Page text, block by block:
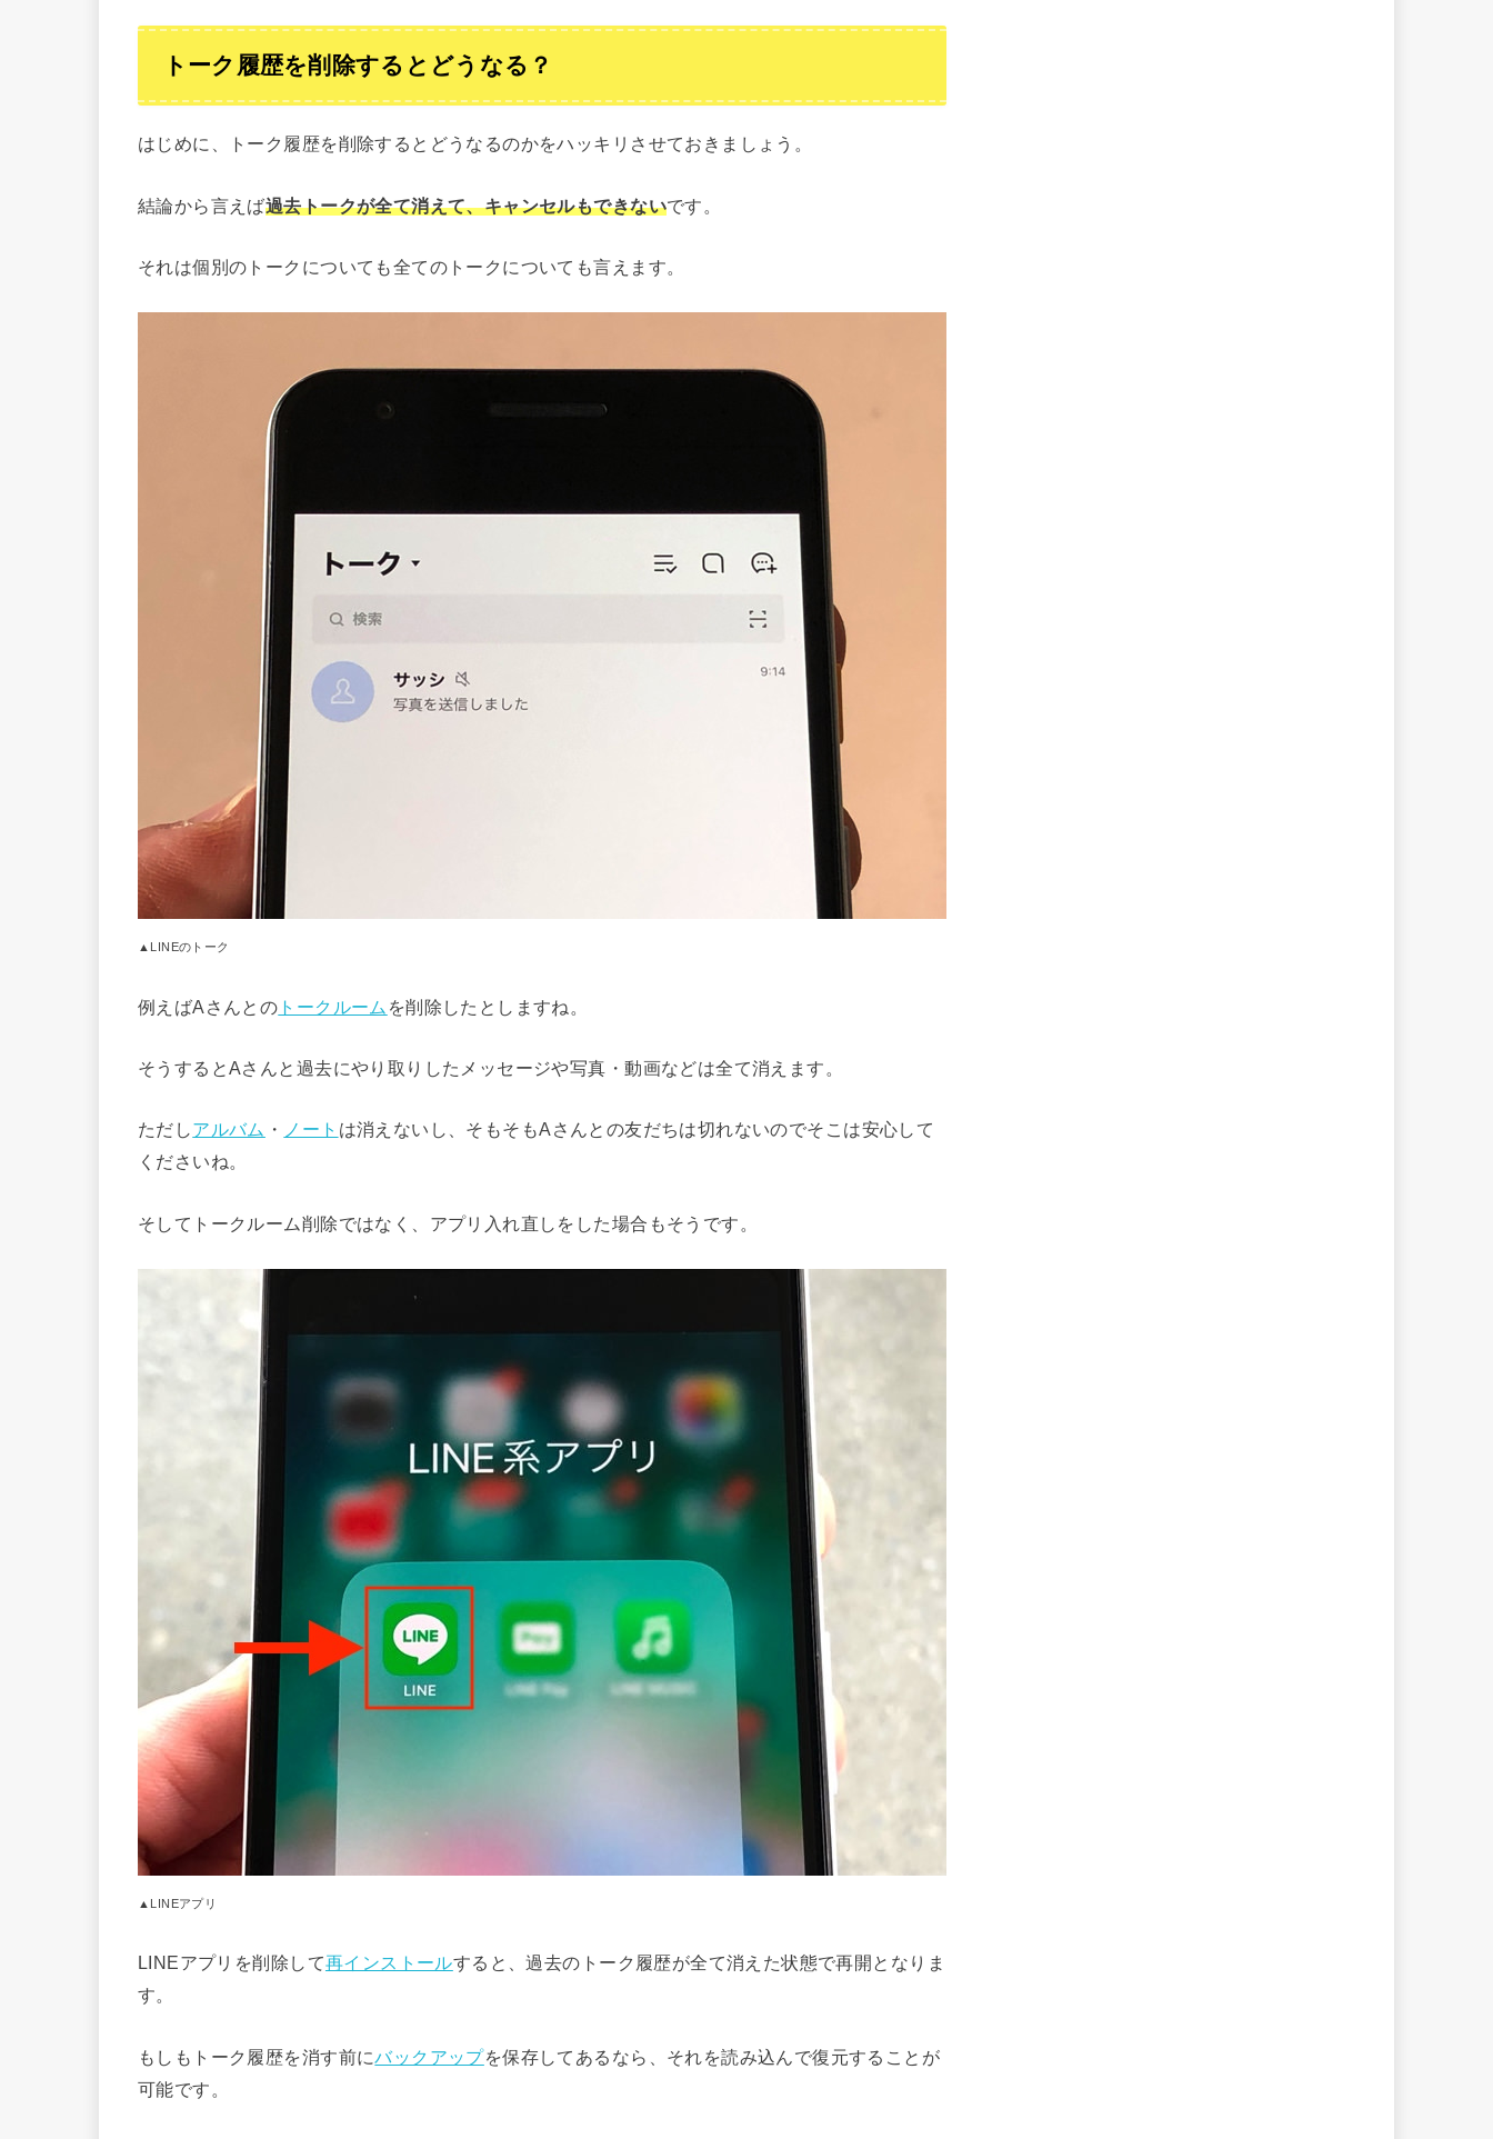
トーク履歴を削除するとどうなる？
はじめに、トーク履歴を削除するとどうなるのかをハッキリさせておきましょう。
結論から言えば過去トークが全て消えて、キャンセルもできないです。
それは個別のトークについても全てのトークについても言えます。
▲LINEのトーク
例えばAさんとの トークルーム を削除したとしますね。
そうするとAさんと過去にやり取りしたメッセージや写真・動画などは全て消えます。
ただしアルバム ・ ノート は消えないし、そもそもAさんとの友だちは切れないのでそこは安心して
くださいね。
そしてトークルーム削除ではなく、アプリ入れ直しをした場合もそうです。
▲LINEアプリ
LINEアプリを削除して再インストールすると、過去のトーク履歴が全て消えた状態で再開となりま
す。
もしもトーク履歴を消す前にバックアップを保存してあるなら、それを読み込んで復元することが
可能です。